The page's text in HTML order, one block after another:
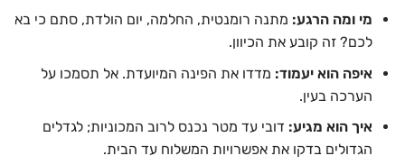
מי ומה הרגע: מתנה רומנטית, החלמה, יום הולדת, סתם כי בא
לכם? זה קובע את הכיוון.
איפה הוא יעמוד: מדדו את הפינה המיועדת. אל תסמכו על
הערכה בעין.
איך הוא מגיע: דובי עד מטר נכנס לרוב המכוניות; לגדלים
הגדולים בדקו את אפשרויות המשלוח עד הבית.